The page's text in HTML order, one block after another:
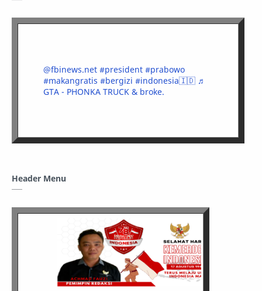
@fbinews.net #president #prabowo
#makangratis #bergizi #indonesia🇮🇩 ♬
GTA - PHONKA TRUCK & broke.
Header Menu